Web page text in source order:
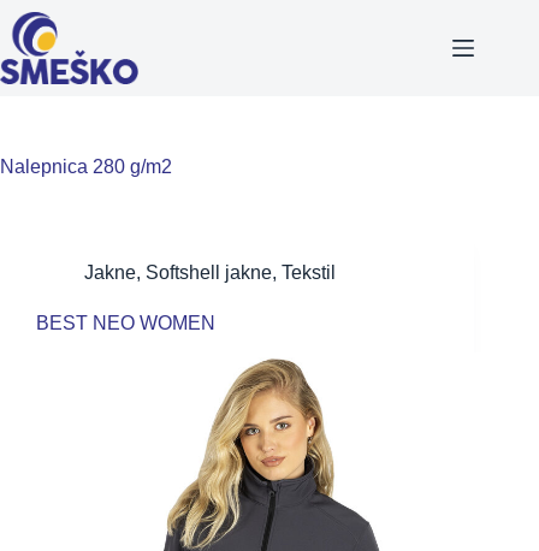
Skip
to
content
Nalepnica 280 g/m2
Jakne, Softshell jakne, Tekstil
BEST NEO WOMEN